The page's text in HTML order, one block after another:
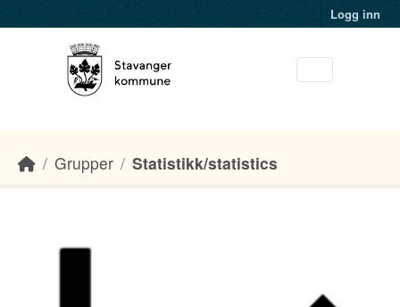
Logg inn
Grupper Statistikk/statistics